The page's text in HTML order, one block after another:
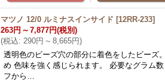
マツノ 12/0 ルミナスインサイド [12RR-233]
263円 ～ 7,877円(税別)
(税込: 290円 ～ 8,665円)
透明色のビーズ穴の部分に着色をしたビーズ
め 色味を強く感じられます。 必要なグラム
フから…